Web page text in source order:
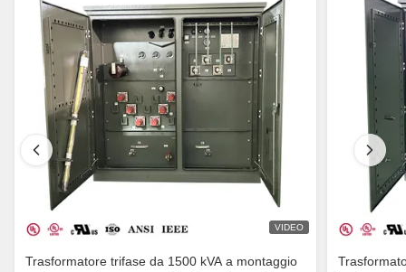
VIDEO
Trasformatore trifase da 1500 kVA a montaggio